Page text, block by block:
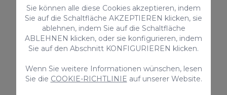
Annehmlichkeiten und bereit für einen
luxuriösen Urlaub.
Günstig
Qualität muss nicht zwangsläufig teuer sein.
Sie können alle diese Cookies akzeptieren, indem
Sie auf die Schaltfläche AKZEPTIEREN klicken, sie
ablehnen, indem Sie auf die Schaltfläche
ABLEHNEN klicken, oder sie konfigurieren, indem
Sie auf den Abschnitt KONFIGURIEREN klicken.
Wenn Sie weitere Informationen wünschen, lesen
Sie die COOKIE-RICHTLINIE auf unserer Website.